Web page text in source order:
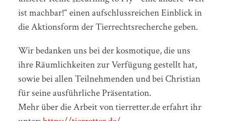
ist machbar!“ einen aufschlussreichen Einblick in
die Aktionsform der Tierrechtsrecherche geben.
Wir bedanken uns bei der kosmotique, die uns
ihre Räumlichkeiten zur Verfügung gestellt hat,
sowie bei allen Teilnehmenden und bei Christian
für seine ausführliche Präsentation.
Mehr über die Arbeit von tierretter.de erfahrt ihr